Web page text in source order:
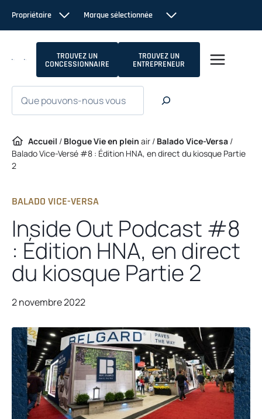
contenu
Propriétaire Marque sélectionnée
TROUVEZ UN
CONCESSIONNAIRE
TROUVEZ UN
ENTREPRENEUR
Accueil / Blogue Vie en plein air / Balado Vice-Versa /
Balado Vice-Versé #8 : Édition HNA, en direct du kiosque Partie
2
BALADO VICE-VERSA
Inside Out Podcast #8
: Édition HNA, en direct
du kiosque Partie 2
2 novembre 2022